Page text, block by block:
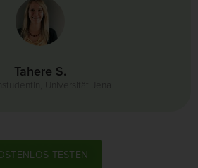
Tahere S.
Universität Jena
TESTEN